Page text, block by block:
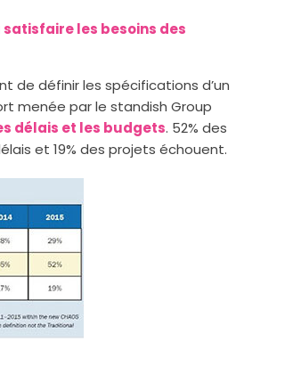
satisfaire les besoins des
de définir les spécifications d’un
menée par le standish Group
délais et les budgets. 52% des
et 19% des projets échouent.